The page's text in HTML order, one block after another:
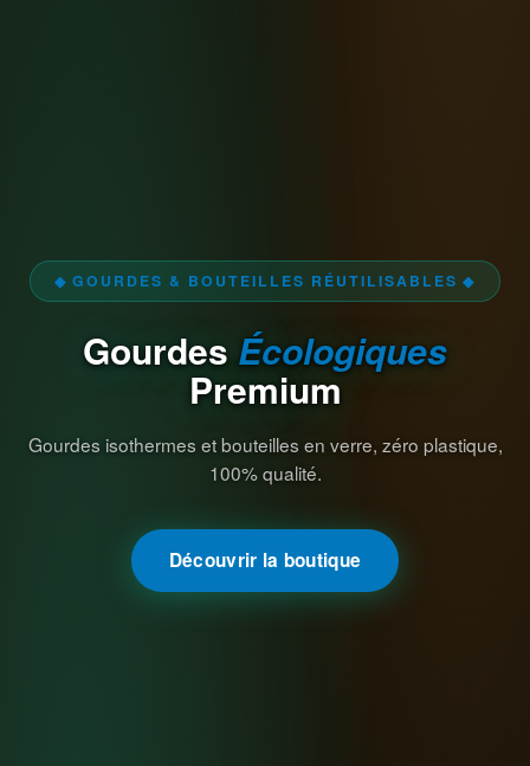
◆ GOURDES & BOUTEILLES RÉUTILISABLES ◆
Gourdes Écologiques
Premium
Gourdes isothermes et bouteilles en verre, zéro plastique,
100% qualité.
Découvrir la boutique